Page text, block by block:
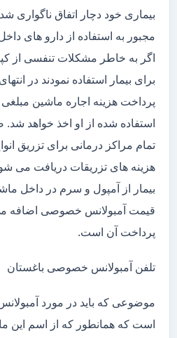
بیماری خود دچار اتفاق ناگواری
مجبور به استفاده از دارو های
اگر به خاطر مشکلات تنفسی از
برای بیمار استفاده نمودند در
پرداخت هزینه اجاره ماشین
استفاده شده از او اخذ خواهد شد.
تمام مراکز درمانی برای تزریق
هزینه های تزریقات دریافت می
بیمار از آمپول و سرم در داخل
قیمت آمبولانس خصوصی اضافه
پرداخت آن است.
تلفن آمبولانس خصوصی باغستان
موضوعی که باید در مورد
است که همانطور که از اسم این